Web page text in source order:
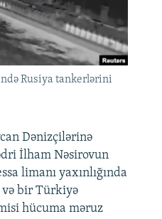
Rusiya tankerlərini
Dənizçilərinə
İlham Nəsirovun
limanı yaxınlığında
və bir Türkiyə
hücuma məruz